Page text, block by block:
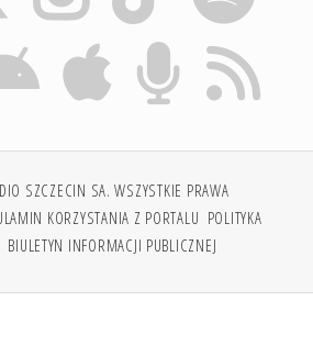
SZCZECIN SA. WSZYSTKIE PRAWA
KORZYSTANIA Z PORTALU POLITYKA
BIULETYN INFORMACJI PUBLICZNEJ